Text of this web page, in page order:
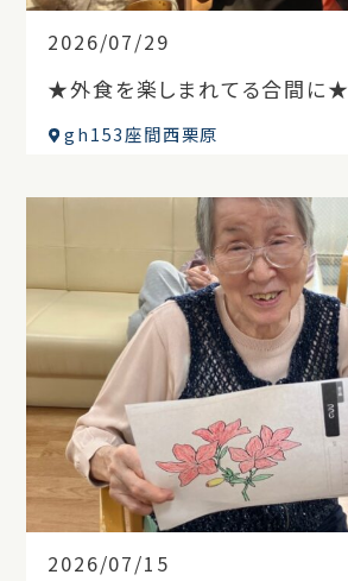
2026/07/29
★外食を楽しまれてる合間に★
gh153座間西栗原
2026/07/15